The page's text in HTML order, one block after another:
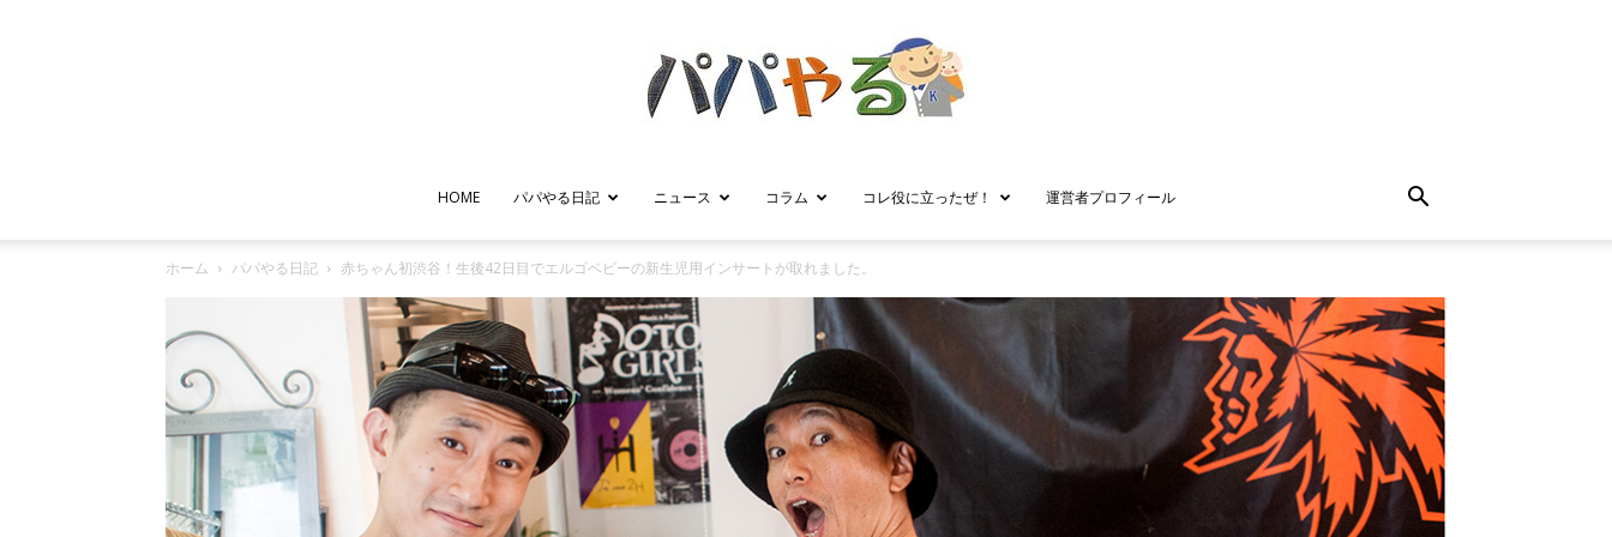
パ
パ
や
HOME パパやる日記 ニュース コラム コレ役に立ったぜ！ 運営者プロフィール
ホーム パパやる日記 赤ちゃん初渋谷！生後42日目でエルゴベビーの新生児用インサートが取れました。